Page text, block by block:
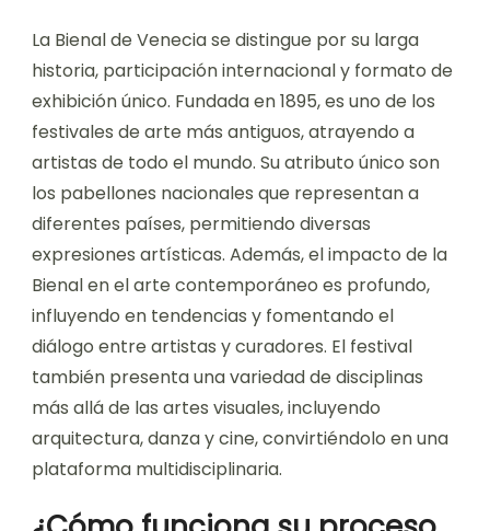
La Bienal de Venecia se distingue por su larga
historia, participación internacional y formato de
exhibición único. Fundada en 1895, es uno de los
festivales de arte más antiguos, atrayendo a
artistas de todo el mundo. Su atributo único son
los pabellones nacionales que representan a
diferentes países, permitiendo diversas
expresiones artísticas. Además, el impacto de la
Bienal en el arte contemporáneo es profundo,
influyendo en tendencias y fomentando el
diálogo entre artistas y curadores. El festival
también presenta una variedad de disciplinas
más allá de las artes visuales, incluyendo
arquitectura, danza y cine, convirtiéndolo en una
plataforma multidisciplinaria.